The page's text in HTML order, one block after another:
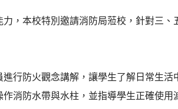
，本校特別邀請消防局蒞校，針對三
行防火觀念講解，讓學生了解日常生
消防水帶與水柱，並指導學生正確使用